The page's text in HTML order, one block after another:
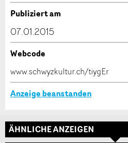
* Eingabe erforderlich
Verfassen Sie eine Nachricht
Adresse
Publiziert am
07.01.2015
Webcode
www.schwyzkultur.ch/tiygEr
Anzeige beanstanden
ÄHNLICHE ANZEIGEN